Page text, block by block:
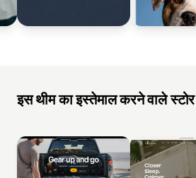
इस थीम का इस्तेमाल करने वाले स्टोर